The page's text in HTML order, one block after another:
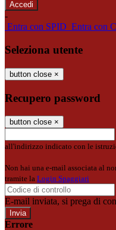
-
Entra con SPID Entra con
Seleziona utente
button close ×
Recupero password
button close ×
all'indirizzo indicato con le
Non hai una e-mail associata al
tramite la Login Spaggiari
E-mail inviata, si prega di
Errore